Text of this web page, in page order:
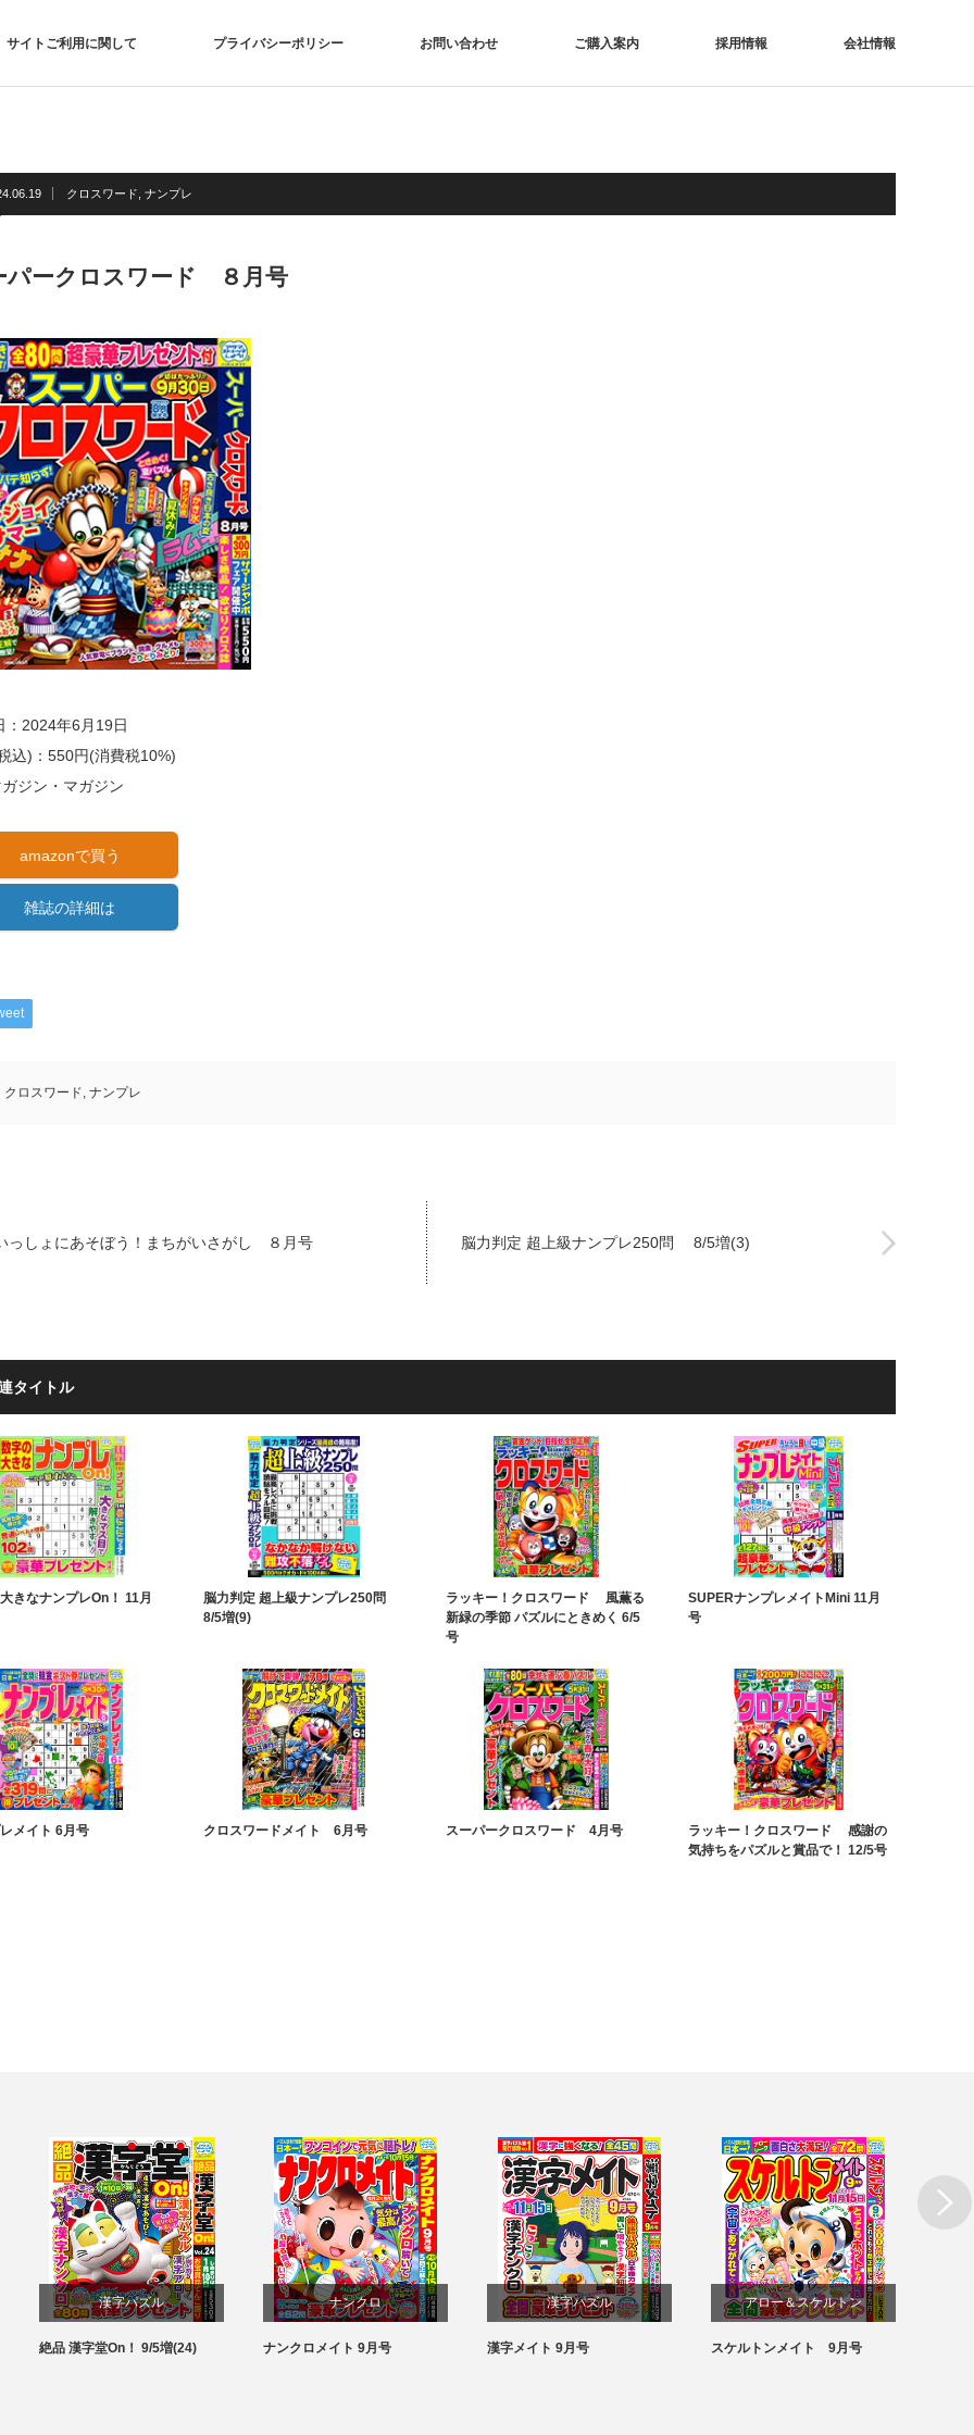
サイトご利用に関して プライバシーポリシー お問い合わせ ご購入案内 採用情報 会社情報
クロスワード ナンプレ
パークロスワード ８月号
：2024年6月19日
込)：550円(消費税10%)
ジン・マガジン
amazonで買う
雑誌の詳細は
クロスワード, ナンプレ
っしょにあそぼう！まちがいさがし ８月号 脳力判定 超上級ナンプレ250問 8/5増(3)
タイトル
きなナンプレOn！ 11月
脳力判定 超上級ナンプレ250問
8/5増(9)
ラッキー！クロスワード 風薫る
新緑の季節 パズルにときめく 6/5
号
SUPERナンプレメイトMini 11月
号
メイト 6月号 クロスワードメイト 6月号 スーパークロスワード 4月号
ラッキー！クロスワード 感謝の
気持ちをパズルと賞品で！ 12/5号
漢字パズル
パズル
絶品 漢字堂On！ 9/5増(24)
ナンクロ
パズル
ナンクロメイト 9月号
漢字パズル
パズル
漢字メイト 9月号
アロー＆スケルトン
パズル
スケルトンメイト 9月号